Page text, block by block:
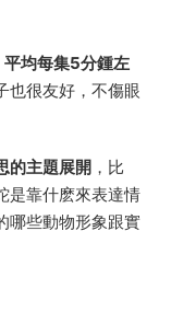
均每集5分鍾左
也很友好，不傷眼
的主題展開 ，比
是靠什麽來表達情
哪些動物形象跟實